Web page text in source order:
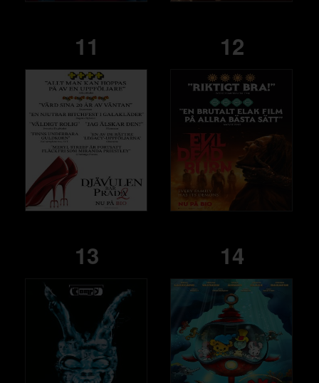
11 12
13 14